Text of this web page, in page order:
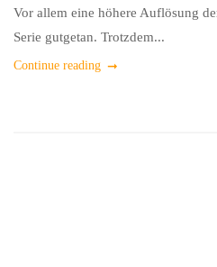
Vor allem eine höhere Auflösung
Serie gutgetan. Trotzdem...
Continue reading